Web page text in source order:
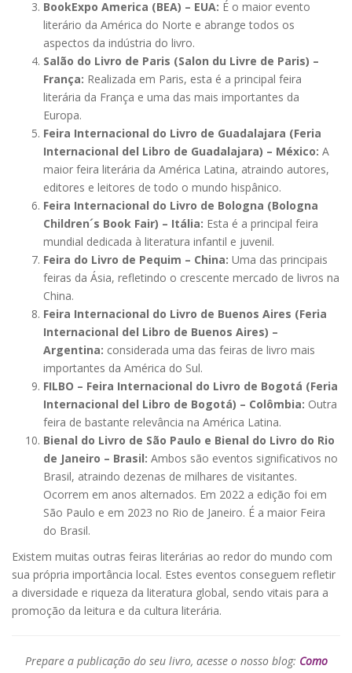
BookExpo America (BEA) – EUA: É o maior evento
literário da América do Norte e abrange todos os
aspectos da indústria do livro.
Salão do Livro de Paris (Salon du Livre de Paris) –
França: Realizada em Paris, esta é a principal feira
literária da França e uma das mais importantes da
Europa.
Feira Internacional do Livro de Guadalajara (Feria
Internacional del Libro de Guadalajara) – México: A
maior feira literária da América Latina, atraindo autores,
editores e leitores de todo o mundo hispânico.
Feira Internacional do Livro de Bologna (Bologna
Children´s Book Fair) – Itália: Esta é a principal feira
mundial dedicada à literatura infantil e juvenil.
Feira do Livro de Pequim – China: Uma das principais
feiras da Ásia, refletindo o crescente mercado de livros na
China.
Feira Internacional do Livro de Buenos Aires (Feria
Internacional del Libro de Buenos Aires) –
Argentina: considerada uma das feiras de livro mais
importantes da América do Sul.
FILBO – Feira Internacional do Livro de Bogotá (Feria
Internacional del Libro de Bogotá) – Colômbia: Outra
feira de bastante relevância na América Latina.
Bienal do Livro de São Paulo e Bienal do Livro do Rio
de Janeiro – Brasil: Ambos são eventos significativos no
Brasil, atraindo dezenas de milhares de visitantes.
Ocorrem em anos alternados. Em 2022 a edição foi em
São Paulo e em 2023 no Rio de Janeiro. É a maior Feira
do Brasil.
Existem muitas outras feiras literárias ao redor do mundo com
sua própria importância local. Estes eventos conseguem refletir
a diversidade e riqueza da literatura global, sendo vitais para a
promoção da leitura e da cultura literária.
Prepare a publicação do seu livro, acesse o nosso blog: Como